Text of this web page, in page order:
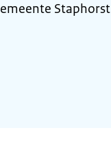
Staphorst